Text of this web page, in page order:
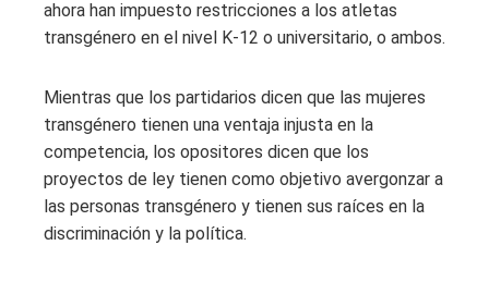
ahora han impuesto restricciones a los atletas
transgénero en el nivel K-12 o universitario, o ambos.
Mientras que los partidarios dicen que las mujeres
transgénero tienen una ventaja injusta en la
competencia, los opositores dicen que los
proyectos de ley tienen como objetivo avergonzar a
las personas transgénero y tienen sus raíces en la
discriminación y la política.